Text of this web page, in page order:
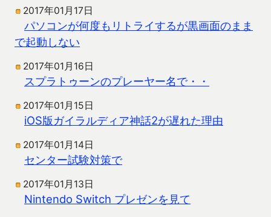
2017年01月17日
パソコンが何度もリトライするが黒画面のまま
で起動しない
2017年01月16日
スプラトゥーンのプレーヤー名で・・
2017年01月15日
iOS版ガイラルディア神話2が遅れた理由
2017年01月14日
センター試験対策で
2017年01月13日
Nintendo Switch プレゼンを見て